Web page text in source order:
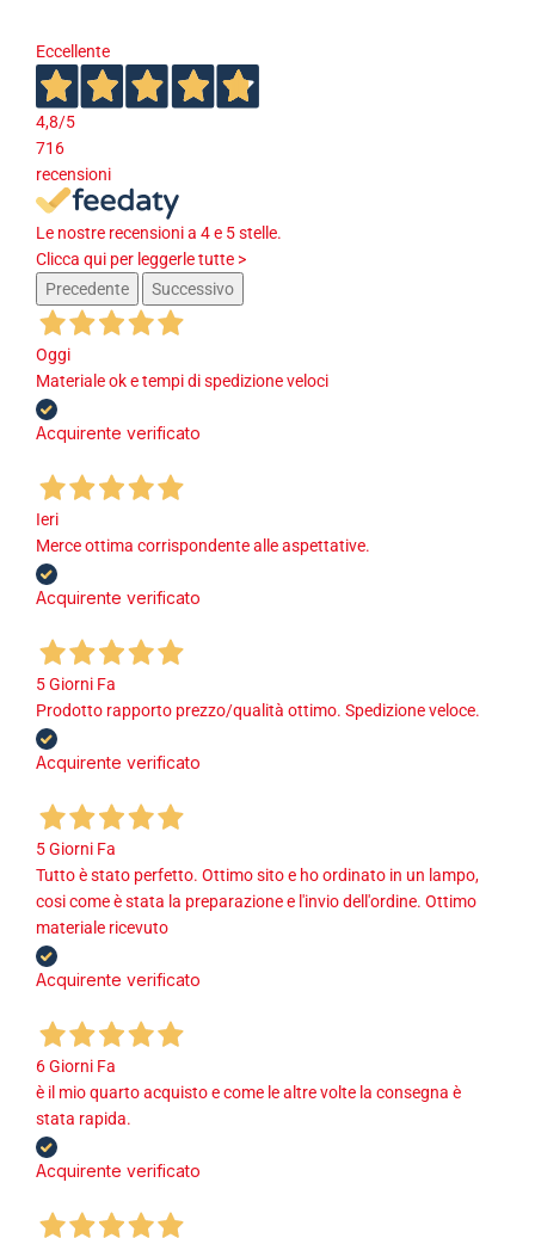
Eccellente
4,8/5
716
recensioni
Le nostre recensioni a 4 e 5 stelle.
Clicca qui per leggerle tutte >
Precedente
Successivo
Oggi
Materiale ok e tempi di spedizione veloci
Acquirente verificato
Ieri
Merce ottima corrispondente alle aspettative.
Acquirente verificato
5 Giorni Fa
Prodotto rapporto prezzo/qualità ottimo. Spedizione veloce.
Acquirente verificato
5 Giorni Fa
Tutto è stato perfetto. Ottimo sito e ho ordinato in un lampo,
cosi come è stata la preparazione e l'invio dell'ordine. Ottimo
materiale ricevuto
Acquirente verificato
6 Giorni Fa
è il mio quarto acquisto e come le altre volte la consegna è
stata rapida.
Acquirente verificato